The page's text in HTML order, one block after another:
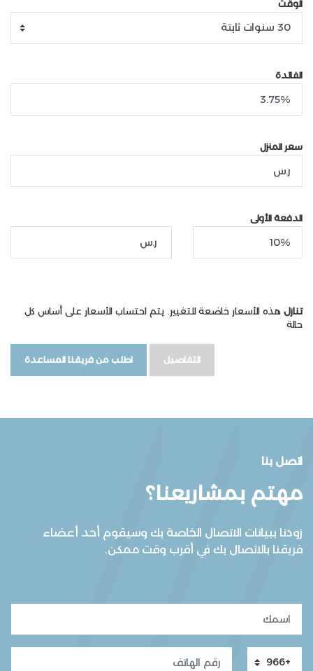
الوقت
الفائدة
سعر المنزل
الدفعة الأولى
تنازل هذه الأسعار خاضعة للتغيير. يتم احتساب الأسعار على أساس كل
حالة
اطلب من فريقنا المساعدة التفاصيل
اتصل بنا
مهتم بمشاريعنا؟
زودنا ببيانات الاتصال الخاصة بك وسيقوم أحد أعضاء
فريقنا بالاتصال بك في أقرب وقت ممكن.